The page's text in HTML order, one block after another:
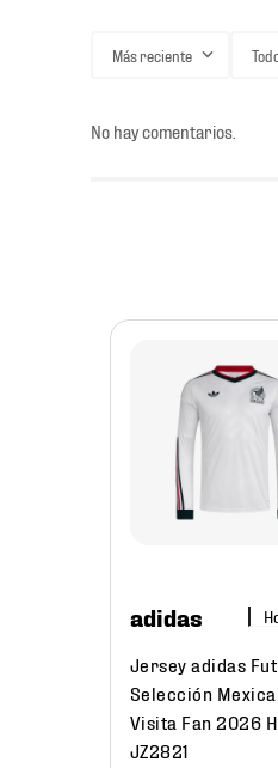
Más reciente
No hay comentarios.
adidas
Jersey adidas
Selección
Visita Fan 2026
JZ2821